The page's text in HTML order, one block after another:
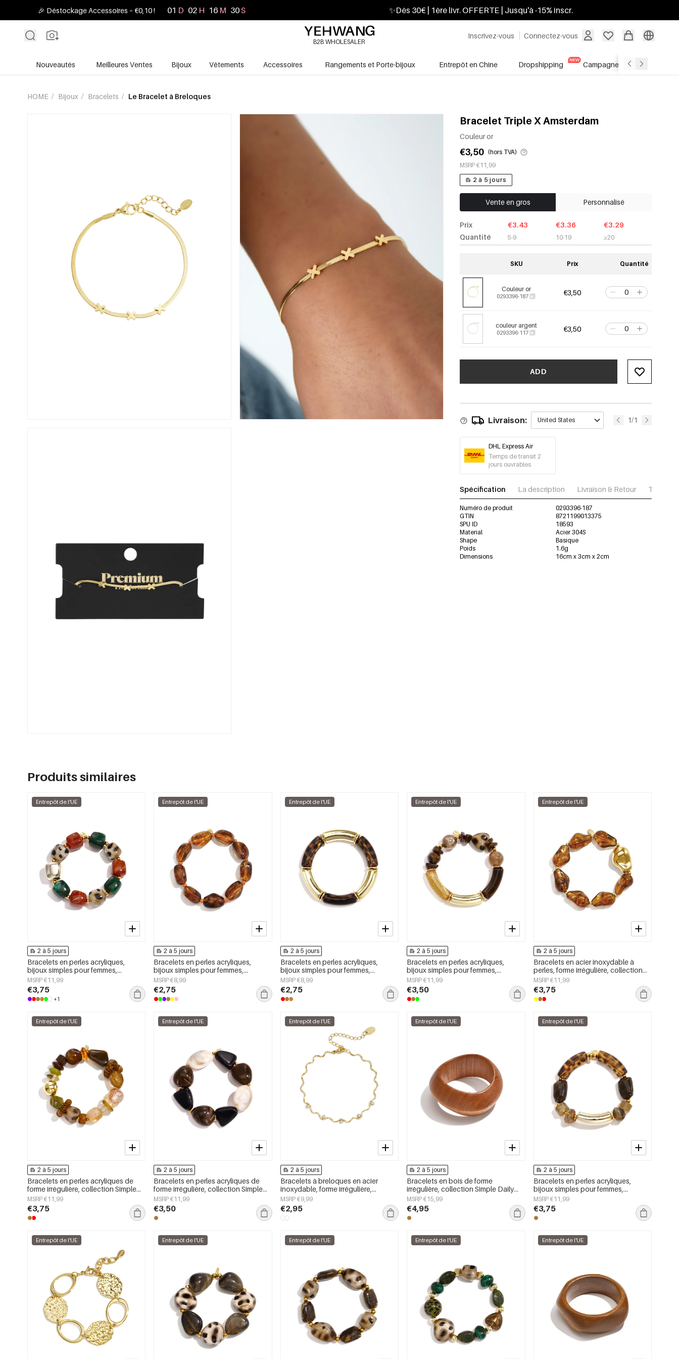
🎉 Déstockage Accessoires – €0,10 ! 01 D 02 H 16 M 28S ✨Dès 30€ | 1ère livr. OFFERTE | Jusqu'à -15% inscr.
Inscrivez-vous Connectez-vous
B2B WHOLESALER
Nouveautés Meilleures Ventes Bijoux Vêtements Accessoires Rangements et Porte-bijoux Entrepôt en Chine Dropshipping Campagnes Soldes
HOME / Bijoux / Bracelets / Le Bracelet à Breloques
Bracelet Triple X Amsterdam
Couleur or
€3,50 (hors TVA)
MSRP €11,99
2 à 5 jours
Vente en gros Personnalisé
Prix
Quantité
€3.43
5-9
€3.36
10-19
€3.29
≥20
SKU Prix Quantité
Couleur or
0293396-187 €3,50
couleur argent
0293396-117 €3,50
ADD
Livraison: United States 1/1
DHL Express Air
Temps de transit 2
jours ouvrables
Spécification La description Livraison & Retour
Numéro de produit
0293396-187
GTIN
8721199013375
SPU ID
18593
Material
Acier 304S
Shape
Basique
Poids
1.6g
Dimensions
16cm x 3cm x 2cm
Produits similaires
Entrepôt de l'UE
2 à 5 jours
Bracelets en perles acryliques,
bijoux simples pour femmes,
collection Daily Simple
MSRP €11,99
€3,75
+1
Entrepôt de l'UE
2 à 5 jours
Bracelets en perles acryliques,
bijoux simples pour femmes,
collection Daily Simple
MSRP €8,99
€2,75
Entrepôt de l'UE
2 à 5 jours
Bracelets en perles acryliques,
bijoux simples pour femmes,
collection Daily Simple
MSRP €8,99
€2,75
Entrepôt de l'UE
2 à 5 jours
Bracelets en perles acryliques,
bijoux simples pour femmes,
collection Daily Simple
MSRP €11,99
€3,50
Entrepôt de l'UE
2 à 5 jours
Bracelets en acier inoxydable à
perles, forme irrégulière, collection
décontractée et simple pour femmes
MSRP €11,99
€3,75
Entrepôt de l'UE
2 à 5 jours
Bracelets en perles acryliques de
forme irrégulière, collection Simple
Daily Simple, bijoux pour femmes
MSRP €11,99
€3,75
Entrepôt de l'UE
2 à 5 jours
Bracelets en perles acryliques de
forme irrégulière, collection Simple
Daily Simple, bijoux pour femmes
MSRP €11,99
€3,50
Entrepôt de l'UE
2 à 5 jours
Bracelets à breloques en acier
inoxydable, forme irrégulière,
collection Simple Daily Simple, bijoux
pour femmes
MSRP €9,99
€2,95
Entrepôt de l'UE
2 à 5 jours
Bracelets en bois de forme
irrégulière, collection Simple Daily
Simple, bijoux pour femmes
MSRP €15,99
€4,95
Entrepôt de l'UE
2 à 5 jours
Bracelets en perles acryliques,
bijoux simples pour femmes,
collection Daily Simple
MSRP €11,99
€3,75
Entrepôt de l'UE Entrepôt de l'UE Entrepôt de l'UE Entrepôt de l'UE Entrepôt de l'UE